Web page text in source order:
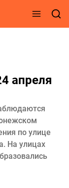
апреля
по улице
На улицах